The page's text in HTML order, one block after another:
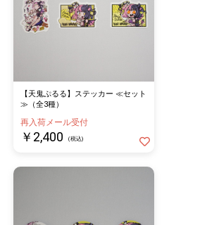
【天鬼ぷるる】ステッカー ≪セット
≫（全3種）
再入荷メール受付
￥2,400 (税込)